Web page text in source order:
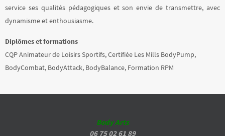
service ses qualités pédagogiques et son envie de transmettre, avec
dynamisme et enthousiasme.
Diplômes et formations
CQP Animateur de Loisirs Sportifs, Certifiée Les Mills BodyPump,
BodyCombat, BodyAttack, BodyBalance, Formation RPM
Body Arts
06 75 02 61 89